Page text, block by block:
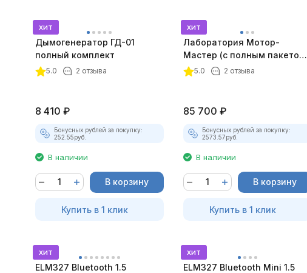
хит
Дымогенератор ГД-01
полный комплект
5.0 2 отзыва
8 410 ₽
Бонусных рублей за покупку:
252.55руб.
В наличии
В корзину
Купить в 1 клик
хит
Лаборатория Мотор-
Мастер (с полным пакетом
лицензий)
5.0 2 отзыва
85 700 ₽
Бонусных рублей за покупку:
2573.57руб.
В наличии
В корзину
Купить в 1 клик
хит
ELM327 Bluetooth 1.5
хит
ELM327 Bluetooth Mini 1.5